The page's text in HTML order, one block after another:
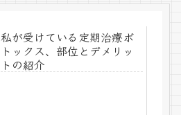
私が受けている定期治療ボ
トックス、部位とデメリッ
トの紹介